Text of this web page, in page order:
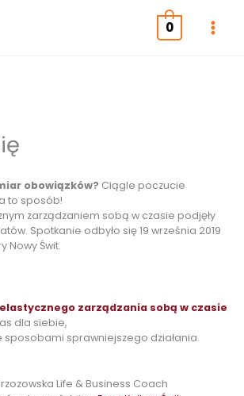
0
obowiązków? Ciągle poczucie
to sposób!
zarządzaniem sobą w czasie podjęły
Spotkanie odbyło się 19 września 2019
Nowy Świt.
elastycznego zarządzania sobą w czasie
dla siebie,
sposobami sprawniejszego działania.
Life & Business Coach